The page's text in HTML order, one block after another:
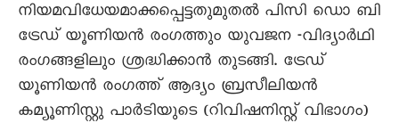
നിയമവിധേയമാക്കപ്പെട്ടതുമുതല്‍ പിസി ഡൊ ബി
ട്രേഡ് യൂണിയന്‍ രംഗത്തും യുവജന -വിദ്യാര്‍ഥി
രംഗങ്ങളിലും ശ്രദ്ധിക്കാന്‍ തുടങ്ങി. ട്രേഡ്
യൂണിയന്‍ രംഗത്ത് ആദ്യം ബ്രസീലിയന്‍
കമ്യൂണിസ്റ്റു പാര്‍ടിയുടെ (റിവിഷനിസ്റ്റ് വിഭാഗം)